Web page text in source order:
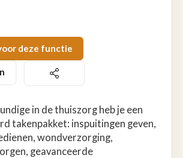
deze functie
in de thuiszorg heb je een
takenpakket: inspuitingen geven,
wondverzorging,
geavanceerde